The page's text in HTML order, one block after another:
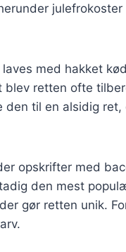
julefrokoster
med hakket
blev retten ofte
til en alsidig ret,
opskrifter med
den mest
gør retten unik.